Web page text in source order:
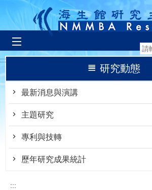
跳到主要內容區塊
:::
研究動態
最新消息與演講
主題研究
專利與技轉
歷年研究成果統計
:::